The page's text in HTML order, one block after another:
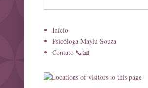
Início
Psicóloga Maylu Souza
Contato 📞📧